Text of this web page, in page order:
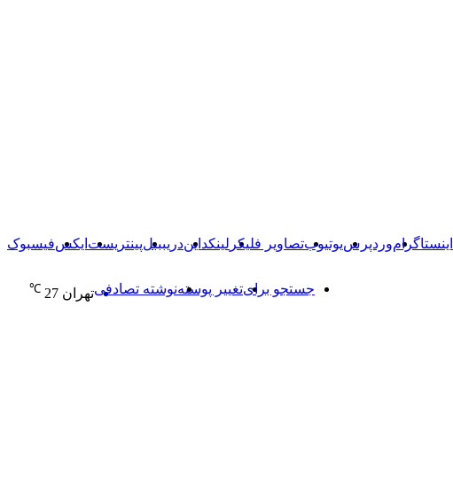
فیسبوکایکس پینتریستدریبببللینکداین تصاویر فلیکریوتیوبوردپرساینستاگرام
تهران 27
℃ نوشته تصادفیتغییر پوستهجستجو برای